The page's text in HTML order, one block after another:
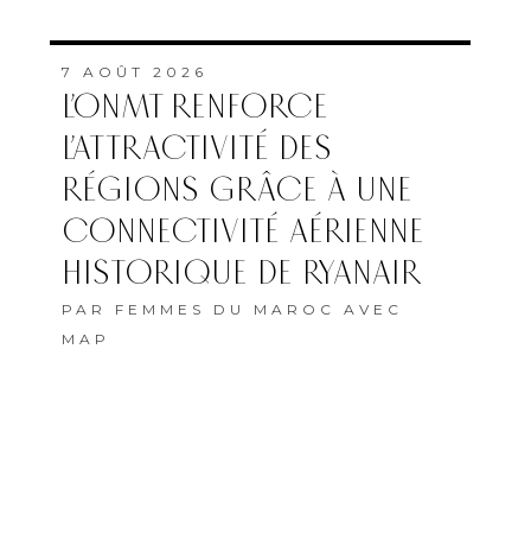
7 AOÛT 2026
L’ONMT RENFORCE
L’ATTRACTIVITÉ DES
RÉGIONS GRÂCE À UNE
CONNECTIVITÉ AÉRIENNE
HISTORIQUE DE RYANAIR
PAR FEMMES DU MAROC AVEC
MAP